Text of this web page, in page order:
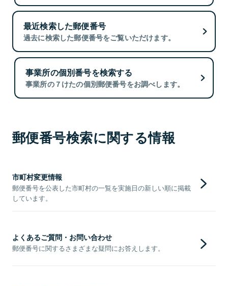
最近検索した郵便番号
過去に検索した郵便番号をご覧いただけます。
事業所の個別番号を検索する
事業所の７けたの個別郵便番号をお調べします。
郵便番号検索に関する情報
市町村変更情報
郵便番号を公表した市町村の一覧を実施日の新しい順に掲載
しています。
よくあるご質問・お問い合わせ
郵便番号に関するさまざまな疑問にお答えします。